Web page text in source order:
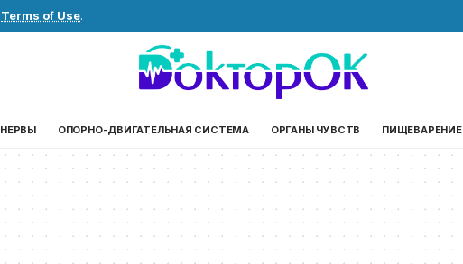
Terms of Use.
НЕРВЫ ОПОРНО-ДВИГАТЕЛЬНАЯ СИСТЕМА ОРГАНЫ ЧУВСТВ ПИЩЕВАРЕНИЕ